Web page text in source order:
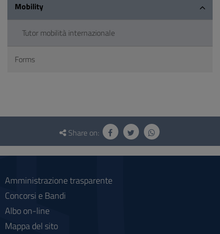
Mobility
Tutor mobilità internazionale
Forms
Questionnaire
social
Share on:
Amministrazione trasparente
Concorsi e Bandi
Albo on-line
Mappa del sito